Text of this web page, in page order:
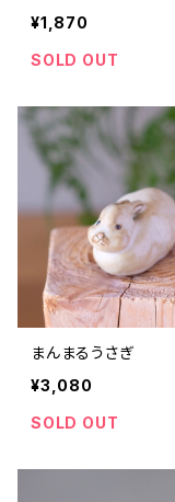
¥1,870
SOLD OUT
まんまるうさぎ
¥3,080
SOLD OUT